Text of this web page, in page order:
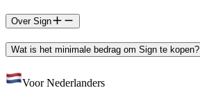
Over Sign
Wat is het minimale bedrag om Sign te kopen?
Voor Nederlanders